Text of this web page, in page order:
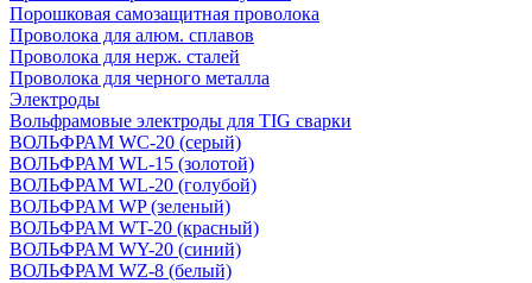
Порошковая самозащитная проволока
Проволока для алюм. сплавов
Проволока для нерж. сталей
Проволока для черного металла
Электроды
Вольфрамовые электроды для TIG сварки
ВОЛЬФРАМ WC-20 (серый)
ВОЛЬФРАМ WL-15 (золотой)
ВОЛЬФРАМ WL-20 (голубой)
ВОЛЬФРАМ WP (зеленый)
ВОЛЬФРАМ WT-20 (красный)
ВОЛЬФРАМ WY-20 (синий)
ВОЛЬФРАМ WZ-8 (белый)